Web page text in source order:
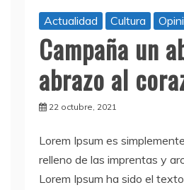
Actualidad Cultura
Campaña un
abrazo al
22 octubre, 2021
Lorem Ipsum es
relleno de las imprentas y
Lorem Ipsum ha sido el